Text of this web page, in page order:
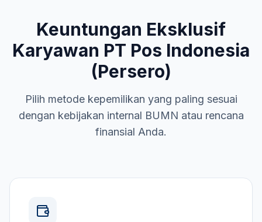
Keuntungan Eksklusif
Karyawan PT Pos Indonesia
(Persero)
Pilih metode kepemilikan yang paling sesuai
dengan kebijakan internal BUMN atau rencana
finansial Anda.